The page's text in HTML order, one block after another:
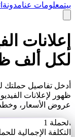
بيتمعلومات عنامدونة
إعلانات
لكل ألف
أدخل تفاصيل حملتك
ظهور لإعلانات
عروض الأسعار، وخطط
الحملة 1
التكلفة الإجمالية